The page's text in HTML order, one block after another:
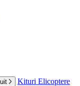
Kituri Elicoptere